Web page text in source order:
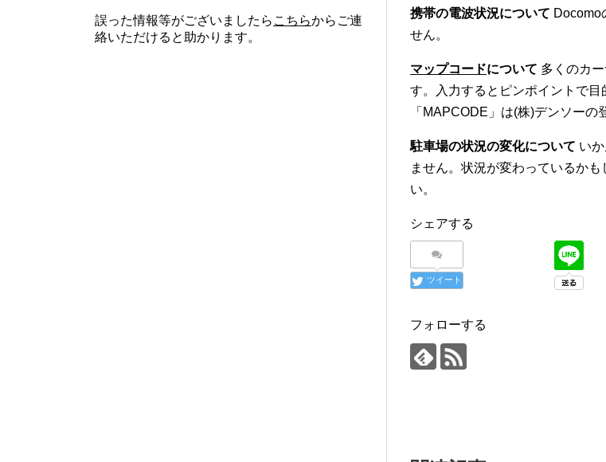
携帯の電波状況について Docomo
せん。
マップコードについて 多くのカ
す。入力するとピンポイントで
「MAPCODE」は(株)デンソーの
駐車場の状況の変化について い
ません。状況が変わっているか
い。
シェアする
ツイート
フォローする
誤った情報等がございましたら こちらからご連
絡いただけると助かります。